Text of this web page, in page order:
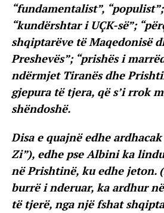
“fundamentalist”,
“kundërshtar i UÇK-së”;
shqiptarëve të Maqedonisë
Preshevës”; “prishës i
ndërmjet Tiranës dhe
gjepura të tjera, që s’i rrok
shëndoshë.
Disa e quajnë edhe
Zi”), edhe pse Albini ka
në Prishtinë, ku edhe jeton.
burrë i nderuar, ka ardhur
të tjerë, nga një fshat